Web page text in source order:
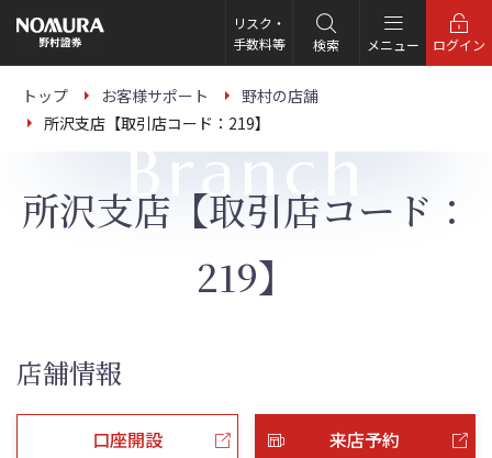
の
ー
リスク・
手数料等
検索 メニュー ログイン
トップ お客様サポート
野村の店舗
所沢支店【取引店コード：219】
Branch
所沢支店【取引店コード：
219】
店舗情報
口座開設 来店予約